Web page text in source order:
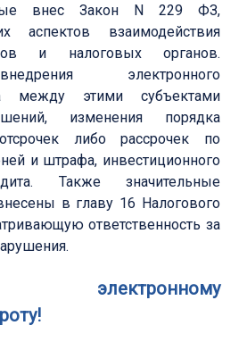
внес Закон N 229 ФЗ,
аспектов взаимодействия
и налоговых органов.
электронного
между этими субъектами
изменения порядка
либо рассрочек по
и штрафа, инвестиционного
Также значительные
в главу 16 Налогового
ответственность за